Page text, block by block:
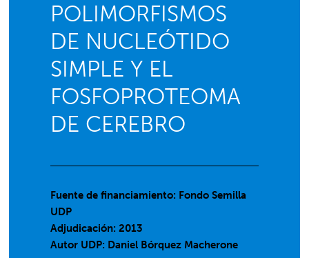
POLIMORFISMOS
DE NUCLEÓTIDO
SIMPLE Y EL
FOSFOPROTEOMA
DE CEREBRO
Fuente de financiamiento: Fondo Semilla
UDP
Adjudicación: 2013
Autor UDP: Daniel Bórquez Macherone